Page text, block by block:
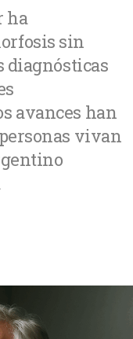
ha
sin
diagnósticas
avances han
vivan